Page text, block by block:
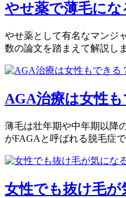
やせ薬で薄毛にな
やせ薬として有名なマンジ
数の論文を踏まえて解説しま
AGA治療は女性
薄毛は壮年期や中年期以降
がFAGAと呼ばれる脱毛症
女性でも抜け毛